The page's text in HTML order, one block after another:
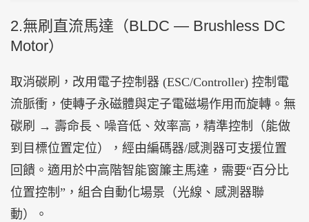
2.無刷直流馬達（BLDC — Brushless DC
Motor）
取消碳刷，改用電子控制器 (ESC/Controller) 控制電
流脈衝，使轉子永磁體與定子電磁場作用而旋轉。無
碳刷 → 壽命長、噪音低、效率高，精準控制（能做
到目標位置定位），經由編碼器/感測器可支援位置
回饋。適用於中高階智能窗簾主馬達，需要“百分比
位置控制”，組合自動化場景（光線、感測器聯
動）。